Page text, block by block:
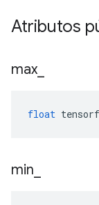
Atributos
max
float
min